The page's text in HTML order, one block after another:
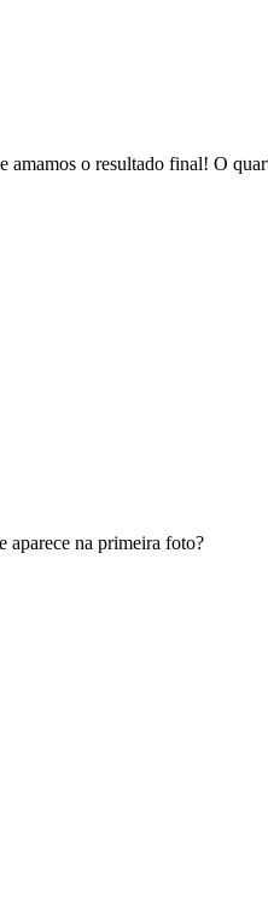
amamos o resultado final! O
aparece na primeira foto?